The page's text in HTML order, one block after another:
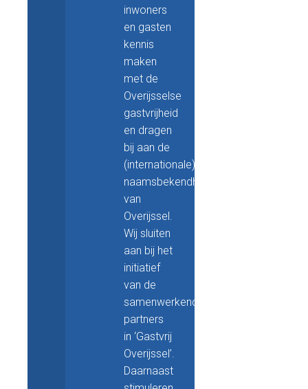
inwoners
en gasten
kennis
maken
met de
Overijsselse
gastvrijheid
en dragen
bij aan de
(internationale)
naamsbekendheid
van
Overijssel.
Wij sluiten
aan bij het
initiatief
van de
samenwerkende
partners
in ‘Gastvrij
Overijssel’.
Daarnaast